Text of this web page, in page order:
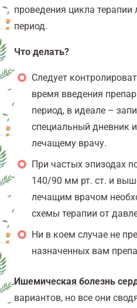
проведения цикла
период.
Что делать?
Следует
время введения
период, в идеале –
специальный дневник
лечащему врачу.
При частых эпизодах
140/90 мм рт. ст. и
лечащим врачом
схемы терапии от
Ни в коем случае не
назначенных вам
Ишемическая болезнь
вариантов, но все они